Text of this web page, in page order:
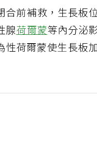
合前補救，生長板
腺荷爾蒙等內分泌
性荷爾蒙使生長板